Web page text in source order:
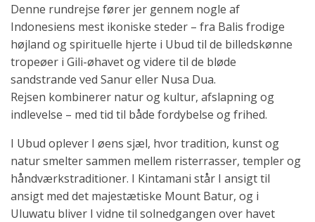
Denne rundrejse fører jer gennem nogle af
Indonesiens mest ikoniske steder – fra Balis frodige
højland og spirituelle hjerte i Ubud til de billedskønne
tropeøer i Gili-øhavet og videre til de bløde
sandstrande ved Sanur eller Nusa Dua.
Rejsen kombinerer natur og kultur, afslapning og
indlevelse – med tid til både fordybelse og frihed.
I Ubud oplever I øens sjæl, hvor tradition, kunst og
natur smelter sammen mellem risterrasser, templer og
håndværkstraditioner. I Kintamani står I ansigt til
ansigt med det majestætiske Mount Batur, og i
Uluwatu bliver I vidne til solnedgangen over havet